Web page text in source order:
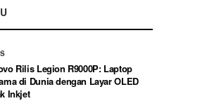
Rilis Legion R9000P: Laptop
di Dunia dengan Layar OLED
Inkjet